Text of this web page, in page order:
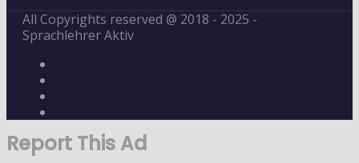
All Copyrights reserved @ 2018 - 2025 -
Sprachlehrer Aktiv
Report This Ad